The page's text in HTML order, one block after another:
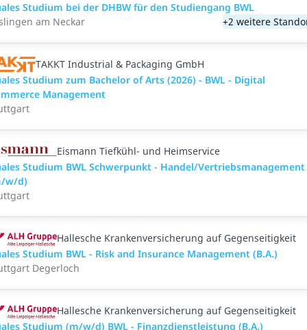
Studium bei der DHBW für den Studiengang BWL
am Neckar
+2 weitere
TAKKT Industrial & Packaging GmbH
Studium zum Bachelor of Arts (2026) - BWL - Digital
Management
Eismann Tiefkühl- und Heimservice
Studium BWL Schwerpunkt - Handel/Vertriebsmanagement
w/d)
Hallesche Krankenversicherung auf Gegenseitigkeit
Studium BWL - Risk and Insurance Management (B.A.)
Degerloch
Hallesche Krankenversicherung auf Gegenseitigkeit
Studium (m/w/d) BWL - Finanzdienstleistung (B.A.)